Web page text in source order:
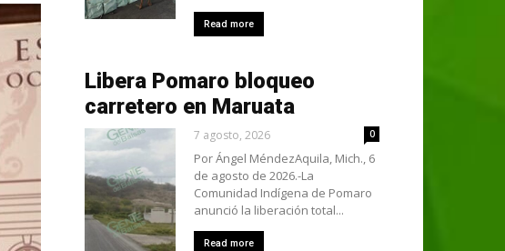
Read more
Libera Pomaro bloqueo
carretero en Maruata
7 agosto, 2026 0
Por Ángel MéndezAquila, Mich., 6
de agosto de 2026.-La
Comunidad Indígena de Pomaro
anunció la liberación total...
Read more